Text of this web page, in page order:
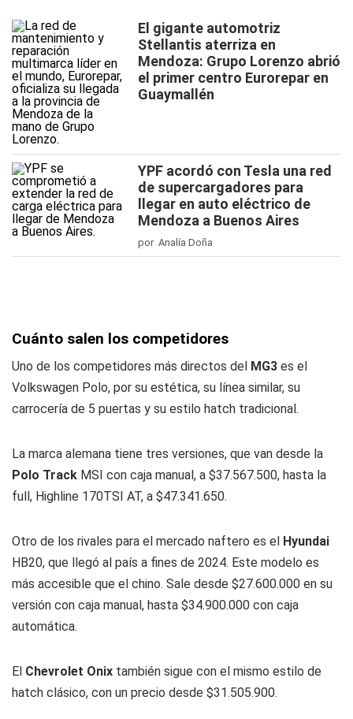
El gigante automotriz
Stellantis aterriza en
Mendoza: Grupo Lorenzo abrió
el primer centro Eurorepar en
Guaymallén
YPF acordó con Tesla una red
de supercargadores para
llegar en auto eléctrico de
Mendoza a Buenos Aires
por Analía Doña
Cuánto salen los competidores
Uno de los competidores más directos del MG3 es el
Volkswagen Polo, por su estética, su línea similar, su
carrocería de 5 puertas y su estilo hatch tradicional.
La marca alemana tiene tres versiones, que van desde la
Polo Track MSI con caja manual, a $37.567.500, hasta la
full, Highline 170TSI AT, a $47.341.650.
Otro de los rivales para el mercado naftero es el Hyundai
HB20, que llegó al país a fines de 2024. Este modelo es
más accesible que el chino. Sale desde $27.600.000 en su
versión con caja manual, hasta $34.900.000 con caja
automática.
El Chevrolet Onix también sigue con el mismo estilo de
hatch clásico, con un precio desde $31.505.900.